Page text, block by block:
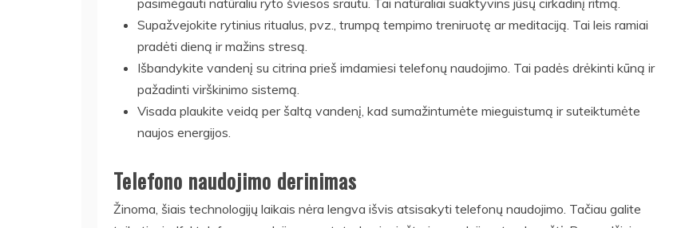
pasimėgauti natūraliu ryto šviesos srautu. Tai natūraliai suaktyvins jūsų cirkadinį ritmą.
Supažvejokite rytinius ritualus, pvz., trumpą tempimo treniruotę ar meditaciją. Tai leis ramiai
pradėti dieną ir mažins stresą.
Išbandykite vandenį su citrina prieš imdamiesi telefonų naudojimo. Tai padės drėkinti kūną ir
pažadinti virškinimo sistemą.
Visada plaukite veidą per šaltą vandenį, kad sumažintumėte mieguistumą ir suteiktumėte
naujos energijos.
Telefono naudojimo derinimas
Žinoma, šiais technologijų laikais nėra lengva išvis atsisakyti telefonų naudojimo. Tačiau galite